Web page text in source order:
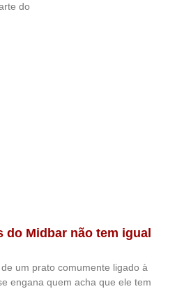
do
do Midbar não tem igual
um prato comumente ligado à
engana quem acha que ele tem